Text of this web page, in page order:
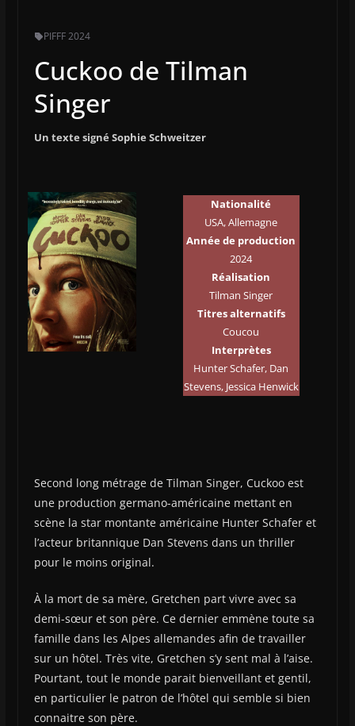
PIFFF 2024
Cuckoo de Tilman
Singer
Un texte signé Sophie Schweitzer
Nationalité
USA, Allemagne
Année de production
2024
Réalisation
Tilman Singer
Titres alternatifs
Coucou
Interprètes
Hunter Schafer, Dan
Stevens, Jessica Henwick
Second long métrage de Tilman Singer, Cuckoo est
une production germano-américaine mettant en
scène la star montante américaine Hunter Schafer et
l’acteur britannique Dan Stevens dans un thriller
pour le moins original.
À la mort de sa mère, Gretchen part vivre avec sa
demi-sœur et son père. Ce dernier emmène toute sa
famille dans les Alpes allemandes afin de travailler
sur un hôtel. Très vite, Gretchen s’y sent mal à l’aise.
Pourtant, tout le monde parait bienveillant et gentil,
en particulier le patron de l’hôtel qui semble si bien
connaitre son père.